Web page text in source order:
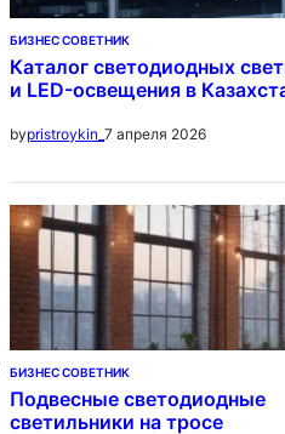
БИЗНЕС СОВЕТНИК
Каталог светодиодных
и LED-освещения в
bypristroykin_ 7 апреля 2026
БИЗНЕС СОВЕТНИК
Подвесные светодиодные
светильники на тросе